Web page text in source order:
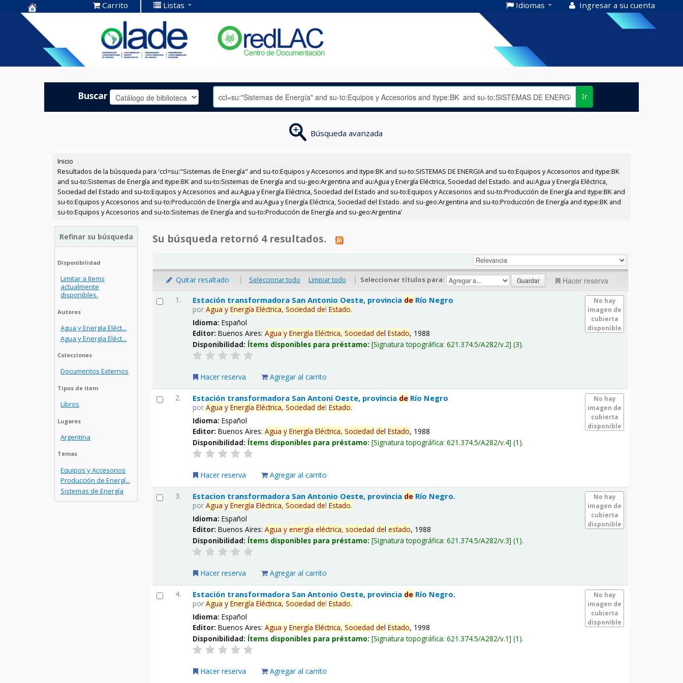
Centro de
Documentación
OLADE -
Carrito Listas Idiomas Ingresar a su cuenta
Buscar Ir
Búsqueda avanzada
Inicio ›
Resultados de la búsqueda para 'ccl=su:"Sistemas de Energía" and su-to:Equipos y Accesorios and itype:BK and su-to:SISTEMAS DE ENERGIA and su-to:Equipos y Accesorios and itype:BK
and su-to:Sistemas de Energía and itype:BK and su-to:Sistemas de Energía and su-geo:Argentina and au:Agua y Energía Eléctrica, Sociedad del Estado. and au:Agua y Energía Eléctrica,
Sociedad del Estado and su-to:Equipos y Accesorios and au:Agua y Energía Eléctrica, Sociedad del Estado and su-to:Equipos y Accesorios and su-to:Producción de Energía and itype:BK and
su-to:Equipos y Accesorios and su-to:Producción de Energía and au:Agua y Energía Eléctrica, Sociedad del Estado. and su-geo:Argentina and su-to:Producción de Energía and itype:BK and
su-to:Equipos y Accesorios and su-to:Sistemas de Energía and su-to:Producción de Energía and su-geo:Argentina'
Refinar su búsqueda
Disponibilidad
Limitar a ítems
actualmente
disponibles.
Autores
Agua y Energía Eléct...
Agua y Energía Eléct...
Colecciones
Documentos Externos
Tipos de ítem
Libros
Lugares
Argentina
Temas
Equipos y Accesorios
Producción de Energí...
Sistemas de Energía
Su búsqueda retornó 4 resultados.
Quitar resaltado | Seleccionar todo Limpiar todo | Seleccionar títulos para: Hacer reserva
1.
No hay
imagen de
cubierta
disponible
Estación transformadora San Antonio Oeste, provincia de Río Negro
porAgua y Energía Eléctrica, Sociedad delEstado.
Idioma:Español
Editor:Buenos Aires:Agua y Energía Eléctrica, Sociedad delEstado, 1988
Disponibilidad: Ítems disponibles para préstamo: Signatura topográfica:621.374.5/A282/v.2 (3).
Hacer reserva Agregar al carrito
2.
No hay
imagen de
cubierta
disponible
Estación transformadora San Antoni Oeste, provincia de Río Negro
porAgua y Energía Eléctrica, Sociedad delEstado.
Idioma:Español
Editor:Buenos Aires:Agua y Energía Eléctrica, Sociedad delEstado, 1988
Disponibilidad: Ítems disponibles para préstamo: Signatura topográfica:621.374.5/A282/v.4 (1).
Hacer reserva Agregar al carrito
3.
No hay
imagen de
cubierta
disponible
Estacion transformadora San Antonio Oeste, provincia de Río Negro.
porAgua y Energía Eléctrica, Sociedad delEstado.
Idioma:Español
Editor:Buenos Aires:Agua y energía eléctrica, sociedad delestado, 1988
Disponibilidad: Ítems disponibles para préstamo: Signatura topográfica:621.374.5/A282/v.3 (1).
Hacer reserva Agregar al carrito
4.
No hay
imagen de
cubierta
disponible
Estación transformadora San Antonio Oeste, provincia de Río Negro.
porAgua y Energía Eléctrica, Sociedad delEstado.
Idioma:Español
Editor:Buenos Aires:Agua y Energía Eléctrica, Sociedad delEstado, 1998
Disponibilidad: Ítems disponibles para préstamo: Signatura topográfica:621.374.5/A282/v.1 (1).
Hacer reserva Agregar al carrito